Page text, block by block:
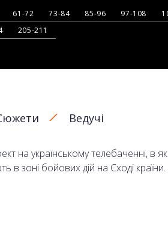
61-72 73-84 85-96 97-108
205-211
Ведучі
на українському телебаченні, в
зоні бойових дій на Сході